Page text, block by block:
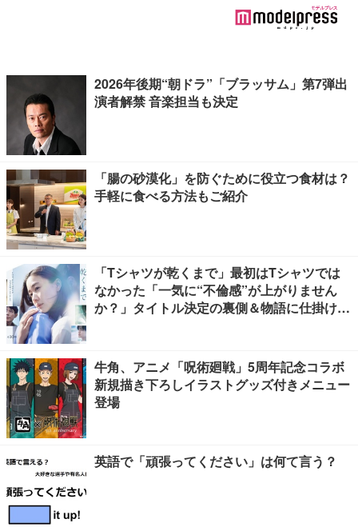
2026年後期“朝ドラ”「ブラッサム」第7弾出
演者解禁 音楽担当も決定
「腸の砂漠化」を防ぐために役立つ食材は？
手軽に食べる方法もご紹介
「Tシャツが乾くまで」最初はTシャツでは
なかった「一気に“不倫感”が上がりません
か？」タイトル決定の裏側＆物語に仕掛けた
牛角、アニメ「呪術廻戦」5周年記念コラボ
新規描き下ろしイラストグッズ付きメニュー
登場
英語で「頑張ってください」は何て言う？